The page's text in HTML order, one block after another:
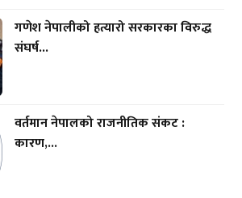
गणेश नेपालीको हत्यारो सरकारका विरुद्ध
संघर्ष...
वर्तमान नेपालको राजनीतिक संकट :
कारण,...